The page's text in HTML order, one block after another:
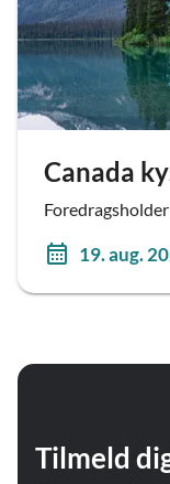
Canada
19. aug.
Tilmeld